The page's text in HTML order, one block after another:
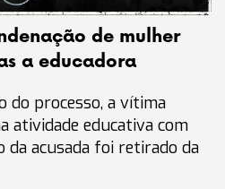
de mulher
a educadora
do processo, a vítima
atividade educativa com
da acusada foi retirado da